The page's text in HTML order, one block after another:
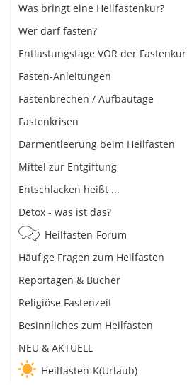
Was bringt eine Heilfastenkur?
Wer darf fasten?
Entlastungstage VOR der Fastenkur
Fasten-Anleitungen
Fastenbrechen / Aufbautage
Fastenkrisen
Darmentleerung beim Heilfasten
Mittel zur Entgiftung
Entschlacken heißt ...
Detox - was ist das?
Heilfasten-Forum
Häufige Fragen zum Heilfasten
Reportagen & Bücher
Religiöse Fastenzeit
Besinnliches zum Heilfasten
NEU & AKTUELL
Heilfasten-K(Urlaub)